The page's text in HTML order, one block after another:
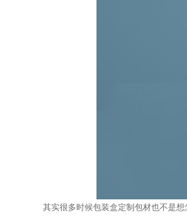
其实很多时候包装盒定制包材也不是